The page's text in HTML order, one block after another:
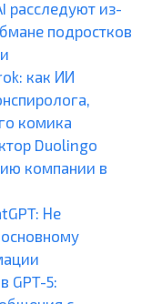
расследуют из-
подростков
как ИИ
комика
Duolingo
компании в
Не
GPT-5: